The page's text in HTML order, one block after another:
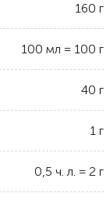
160 г
100 мл = 100 г
40 г
1 г
0,5 ч. л. = 2 г